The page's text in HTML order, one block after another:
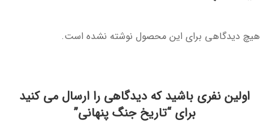
هیچ دیدگاهی برای این محصول نوشته نشده است.
اولین نفری باشید که دیدگاهی را ارسال می کنید
برای “تاریخ جنگ پنهانی”